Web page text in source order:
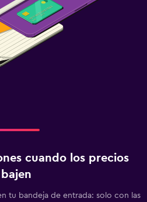
cuando los precios
bajen
tu bandeja de entrada: solo con las